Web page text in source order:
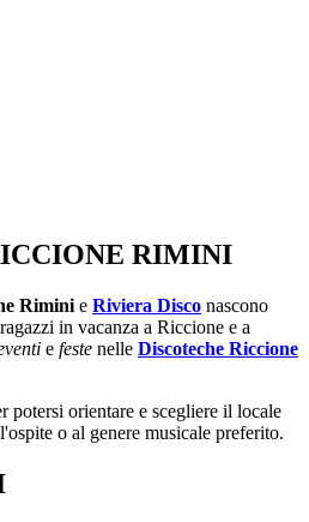
RIMINI
Rimini e Riviera Disco nascono
in vacanza a Riccione e a
e feste nelle Discoteche Riccione
potersi orientare e scegliere il locale
o al genere musicale preferito.